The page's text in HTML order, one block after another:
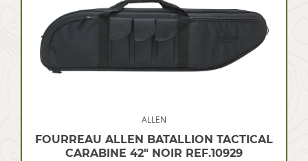
ALLEN
FOURREAU ALLEN BATALLION TACTICAL
CARABINE 42″ NOIR REF.10929